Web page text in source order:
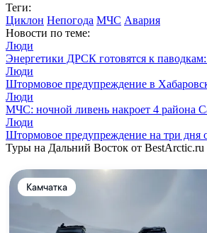
Теги:
Циклон Непогода МЧС Авария
Новости по теме:
Люди
Энергетики ДРСК готовятся к
Люди
Штормовое предупреждение в
Люди
МЧС: ночной ливень накроет 4 района
Люди
Штормовое предупреждение на три дня
Туры на Дальний Восток от BestArctic.ru